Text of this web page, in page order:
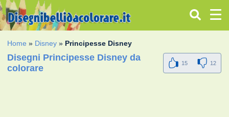
Home » Disney » Principesse Disney
Disegni Principesse Disney da
colorare
15 12